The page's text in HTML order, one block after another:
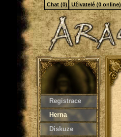
Registrace
Herna
Diskuze
Chat (0) Uživatelé (0 online)